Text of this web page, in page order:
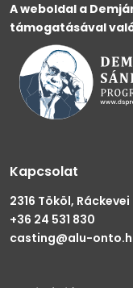
A weboldal a
támogatásával
Kapcsolat
2316 Tököl, Ráckevei
+36 24 531 830
casting@alu-